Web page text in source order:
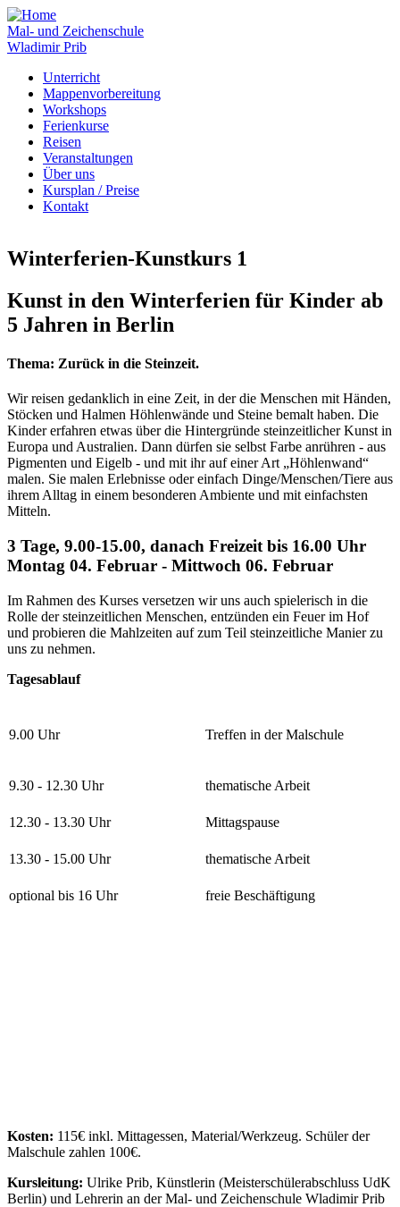
Mal- und Zeichenschule
Wladimir Prib
Unterricht
Mappenvorbereitung
Workshops
Ferienkurse
Reisen
Veranstaltungen
Über uns
Kursplan / Preise
Kontakt
Winterferien-Kunstkurs 1
Kunst in den Winterferien für Kinder ab
5 Jahren in Berlin
Thema: Zurück in die Steinzeit.
Wir reisen gedanklich in eine Zeit, in der die Menschen mit Händen,
Stöcken und Halmen Höhlenwände und Steine bemalt haben. Die
Kinder erfahren etwas über die Hintergründe steinzeitlicher Kunst in
Europa und Australien. Dann dürfen sie selbst Farbe anrühren - aus
Pigmenten und Eigelb - und mit ihr auf einer Art „Höhlenwand“
malen. Sie malen Erlebnisse oder einfach Dinge/Menschen/Tiere aus
ihrem Alltag in einem besonderen Ambiente und mit einfachsten
Mitteln.
3 Tage, 9.00-15.00, danach Freizeit bis 16.00 Uhr
Montag 04. Februar - Mittwoch 06. Februar
Im Rahmen des Kurses versetzen wir uns auch spielerisch in die
Rolle der steinzeitlichen Menschen, entzünden ein Feuer im Hof
und probieren die Mahlzeiten auf zum Teil steinzeitliche Manier zu
uns zu nehmen.
Tagesablauf
9.00 Uhr Treffen in der Malschule
9.30 - 12.30 Uhr thematische Arbeit
12.30 - 13.30 Uhr Mittagspause
13.30 - 15.00 Uhr thematische Arbeit
optional bis 16 Uhr freie Beschäftigung
Kosten: 115€ inkl. Mittagessen, Material/Werkzeug. Schüler der
Malschule zahlen 100€.
Kursleitung: Ulrike Prib, Künstlerin (Meisterschülerabschluss UdK
Berlin) und Lehrerin an der Mal- und Zeichenschule Wladimir Prib